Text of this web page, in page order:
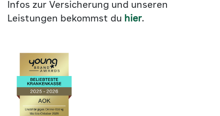
Infos zur Versicherung und unseren
Leistungen bekommst du hier.